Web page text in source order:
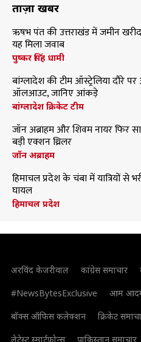
ताज़ा खबरें
ऋषभ पंत की उत्तराखंड में जमीन
यह मिला जवाब
पुष्कर सिंह धामी
बांग्लादेश की टीम ऑस्ट्रेलिया दौरे
ऑलआउट, जानिए आंकड़े
बांग्लादेश क्रिकेट टीम
जॉन अब्राहम और शिवम नायर फिर
बड़ी एक्शन थ्रिलर
जॉन अब्राहम
हिमाचल प्रदेश के चंबा में यात्रियों से
घायल
हिमाचल प्रदेश
अरविंद केजरीवाल कांग्रेस समाचार
#NewsBytesExclusive
आम आदमी
बॉक्स ऑफिस कलेक्शन
क्रिकेट
लेटेस्ट स्मार्टफोन्स
पाकिस्तान समाचार